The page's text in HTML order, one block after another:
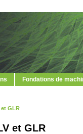
Fondations de
et GLR
et GLR